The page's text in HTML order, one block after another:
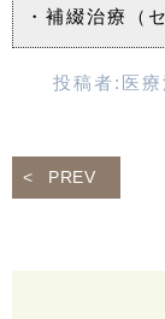
・補綴治療（
投稿者: 医
PREV